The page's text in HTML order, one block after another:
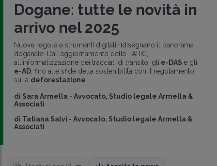
Dogane: tutte le novità in
arrivo nel 2025
Nuove regole e strumenti digitali ridisegnano il panorama
doganale. Dall'aggiornamento della TARIC,
all'informatizzazione dei tracciati di transito, gli e-DAS e gli
e-AD, fino alle sfide della sostenibilità con il regolamento
sulla deforestazione
di Sara Armella - Avvocato, Studio legale Armella &
Associati
di Tatiana Salvi - Avvocato, Studio legale Armella &
Associati